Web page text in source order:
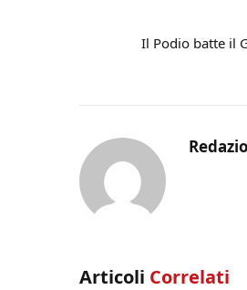
Il Podio batte il
Articoli Correlati